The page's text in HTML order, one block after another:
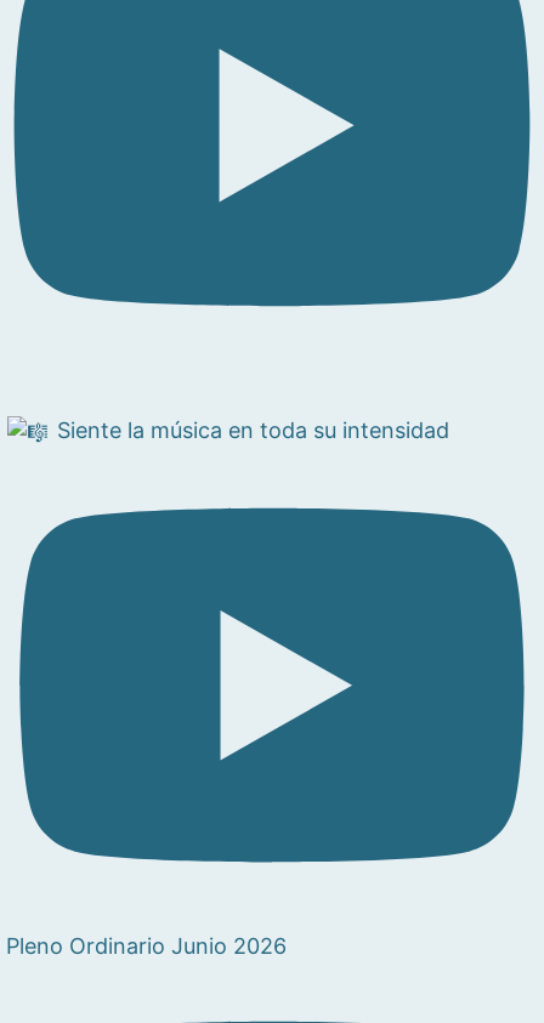
Siente la música en toda su intensidad
Pleno Ordinario Junio 2026